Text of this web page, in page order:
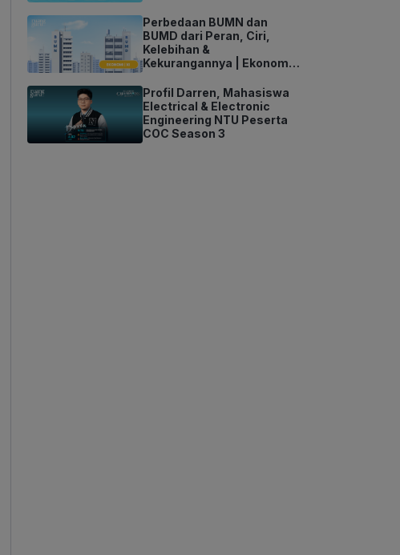
Perbedaan BUMN dan
BUMD dari Peran, Ciri,
Kelebihan &
Kekurangannya | Ekonomi
Profil Darren, Mahasiswa
Electrical & Electronic
Engineering NTU Peserta
COC Season 3